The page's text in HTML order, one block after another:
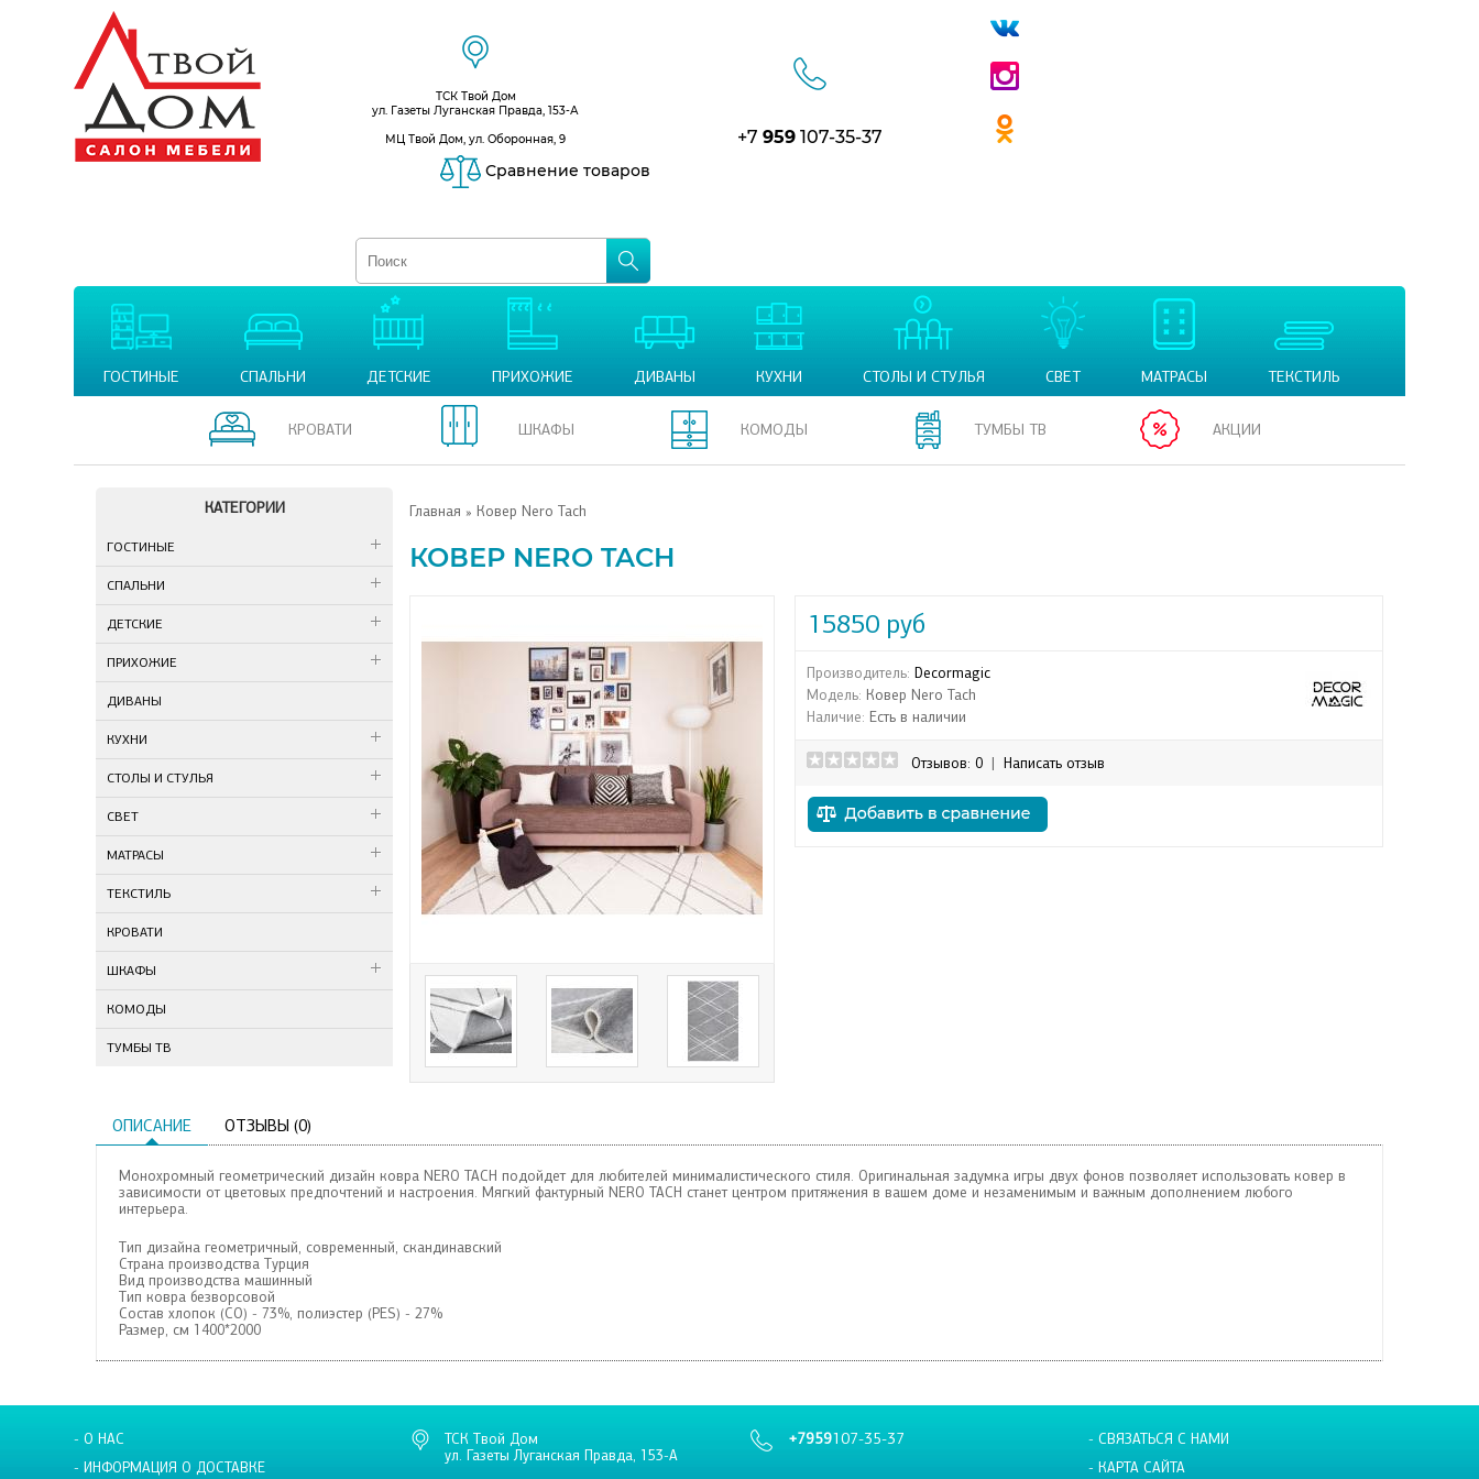
ТСК Твой Дом
ул. Газеты Луганская Правда, 153-А
МЦ Твой Дом, ул. Оборонная, 9
+7 959 107-35-37
Сравнение товаров
ГОСТИНЫЕ СПАЛЬНИ ДЕТСКИЕ ПРИХОЖИЕ ДИВАНЫ КУХНИ СТОЛЫ И СТУЛЬЯ СВЕТ МАТРАСЫ ТЕКСТИЛЬ
КРОВАТИ ШКАФЫ КОМОДЫ ТУМБЫ ТВ АКЦИИ
КАТЕГОРИИ
ГОСТИНЫЕ
СПАЛЬНИ
ДЕТСКИЕ
ПРИХОЖИЕ
ДИВАНЫ
КУХНИ
СТОЛЫ И СТУЛЬЯ
СВЕТ
МАТРАСЫ
ТЕКСТИЛЬ
КРОВАТИ
ШКАФЫ
КОМОДЫ
ТУМБЫ ТВ
Главная » Ковер Nero Tach
КОВЕР NERO TACH
15850 руб
Производитель: Decormagic
Модель: Ковер Nero Tach
Наличие: Есть в наличии
Отзывов: 0 Написать отзыв
ОПИСАНИЕ ОТЗЫВЫ (0)
Монохромный геометрический дизайн ковра NERO TACH подойдет для любителей минималистического стиля. Оригинальная задумка игры двух фонов позволяет использовать ковер в
зависимости от цветовых предпочтений и настроения. Мягкий фактурный NERO TACH станет центром притяжения в вашем доме и незаменимым и важным дополнением любого
интерьера.
Тип дизайна геометричный, современный, скандинавский
Страна производства Турция
Вид производства машинный
Тип ковра безворсовой
Состав хлопок (CO) - 73%, полиэстер (PES) - 27%
Размер, см 1400*2000
- О НАС
- ИНФОРМАЦИЯ О ДОСТАВКЕ
ТСК Твой Дом
ул. Газеты Луганская Правда, 153-А
+7959107-35-37
- СВЯЗАТЬСЯ С НАМИ
- КАРТА САЙТА